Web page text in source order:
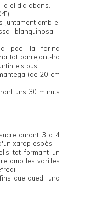
el dia abans.
juntament amb el
blanquinosa i
a poc, la farina
tot barrejant-ho
els ous.
(de 20 cm
uns 30 minuts
durant 3 o 4
xarop espès.
tot formant un
amb les varilles
que quedi una